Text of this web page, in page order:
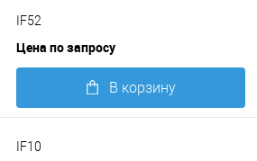
IF52
Цена по запросу
В корзину
IF10